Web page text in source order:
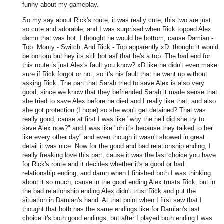
funny about my gameplay.
So my say about Rick's route, it was really cute, this two are just
so cute and adorable, and I was surprised when Rick topped Alex
damn that was hot. I thought he would be bottom, cause Damian -
Top. Monty - Switch. And Rick - Top apparently xD. thought it would
be bottom but hey its still hot asf that he's a top. The bad end for
this route is just Alex's fault you know? xD like he didn't even make
sure if Rick forgot or not, so it's his fault that he went up without
asking Rick. The part that Sarah tried to save Alex is also very
good, since we know that they befriended Sarah it made sense that
she tried to save Alex before he died and I really like that, and also
she got protection (I hope) so she won't get detained? That was
really good, cause at first I was like "why the hell did she try to
save Alex now?" and I was like "oh it's because they talked to her
like every other day" and even though it wasn't showed in great
detail it was nice. Now for the good and bad relationship ending, I
really freaking love this part, cause it was the last choice you have
for Rick's route and it decides whether it's a good or bad
relationship ending, and damn when I finished both I was thinking
about it so much, cause in the good ending Alex trusts Rick, but in
the bad relationship ending Alex didn't trust Rick and put the
situation in Damian's hand. At that point when I first saw that I
thought that both has the same endings like for Damian's last
choice it's both good endings, but after I played both ending I was